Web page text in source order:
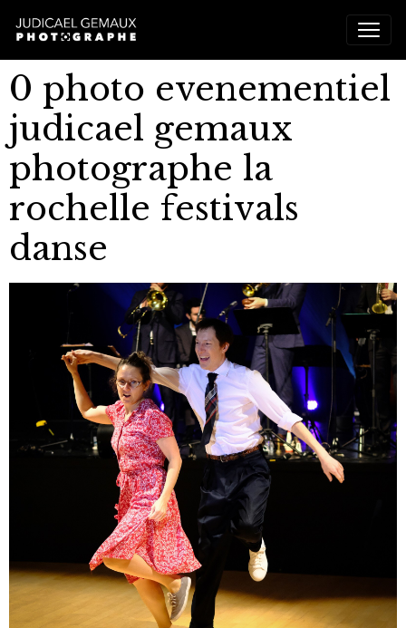
0 photo evenementiel
judicael gemaux
photographe la
rochelle festivals
danse